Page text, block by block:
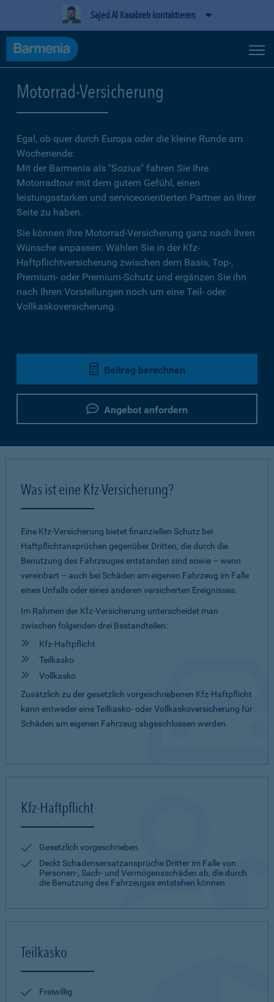
Sajed Al Kasabreh kontaktieren
Motorrad-Versicherung
Egal, ob quer durch Europa oder die kleine Runde am
Wochenende:
Mit der Barmenia als "Sozius" fahren Sie Ihre
Motorradtour mit dem gutem Gefühl, einen
leistungsstarken und serviceorientierten Partner an Ihrer
Seite zu haben.
Sie können Ihre Motorrad-Versicherung ganz nach Ihren
Wünsche anpassen: Wählen Sie in der Kfz-
Haftpflichtversicherung zwischen dem Basis, Top-,
Premium- oder Premium-Schutz und ergänzen Sie ihn
nach Ihren Vorstellungen noch um eine Teil- oder
Vollkaskoversicherung.
Beitrag berechnen
Angebot anfordern
Was ist eine Kfz-Versicherung?
Eine Kfz-Versicherung bietet finanziellen Schutz bei
Haftpflichtansprüchen gegenüber Dritten, die durch die
Benutzung des Fahrzeuges entstanden sind sowie – wenn
vereinbart – auch bei Schäden am eigenen Fahrzeug im Falle
eines Unfalls oder eines anderen versicherten Ereignisses.
Im Rahmen der Kfz-Versicherung unterscheidet man
zwischen folgenden drei Bestandteilen:
Kfz-Haftpflicht
Teilkasko
Vollkasko
Zusätzlich zu der gesetzlich vorgeschriebenen Kfz-Haftpflicht
kann entweder eine Teilkasko- oder Vollkaskoversicherung für
Schäden am eigenen Fahrzeug abgeschlossen werden.
Kfz-Haftpflicht
Gesetzlich vorgeschrieben
Deckt Schadensersatzansprüche Dritter im Falle von
Personen-, Sach- und Vermögensschäden ab, die durch
die Benutzung des Fahrzeuges entstehen können
Teilkasko
Freiwillig